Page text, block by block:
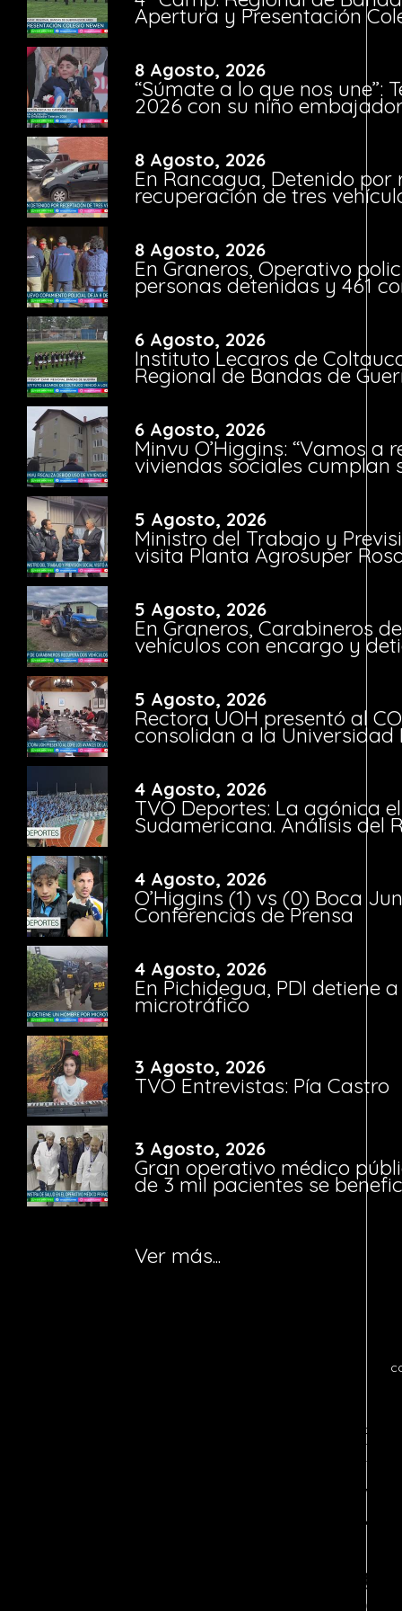
Apertura y Presentación
8 Agosto, 2026
“Súmate a lo que nos une”:
2026 con su niño
8 Agosto, 2026
En Rancagua, Detenido por
recuperación de tres
8 Agosto, 2026
En Graneros, Operativo
personas detenidas y 461
6 Agosto, 2026
Instituto Lecaros de
Regional de Bandas de
6 Agosto, 2026
Minvu O’Higgins: “Vamos a
viviendas sociales cumplan
5 Agosto, 2026
Ministro del Trabajo y
visita Planta Agrosuper
5 Agosto, 2026
En Graneros, Carabineros
vehículos con encargo y
5 Agosto, 2026
Rectora UOH presentó al
consolidan a la Universidad
4 Agosto, 2026
TVO Deportes: La agónica
Sudamericana. Análisis del
4 Agosto, 2026
O’Higgins (1) vs (0) Boca
Conferencias de Prensa
4 Agosto, 2026
En Pichidegua, PDI detiene
microtráfico
3 Agosto, 2026
TVO Entrevistas: Pía Castro
3 Agosto, 2026
Gran operativo médico
de 3 mil pacientes se
Ver más...
: fwrite(): Write of 618 bytes
/home/tvosanvi/
content/plugins/wordfence/vendor/
42
: Uncaught
verify temporary file contents for